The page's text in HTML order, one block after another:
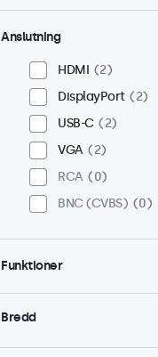
Anslutning
HDMI
2
DisplayPort
2
USB-C
2
VGA
2
RCA
0
BNC (CVBS)
0
Funktioner
4:3 / 5:4
0
Dimning
2
Bredd